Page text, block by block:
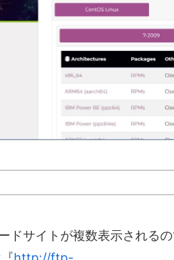
ドサイトが複数表示される